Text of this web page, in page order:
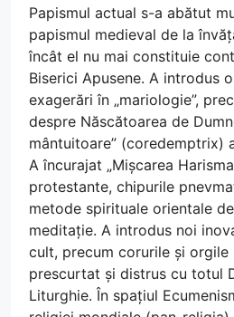
Papismul actual s-a abătut
papismul medieval de la
încât el nu mai constituie
Biserici Apusene. A introdus
exagerări în „mariologie”,
despre Născătoarea de
mântuitoare” (coredemptrix)
A încurajat „Mișcarea
protestante, chipurile
metode spirituale orientale
meditație. A introdus noi
cult, precum corurile și orgile
prescurtat și distrus cu totul
Liturghie. În spațiul